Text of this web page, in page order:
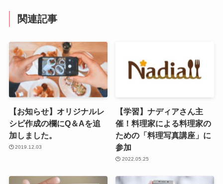
関連記事
【お知らせ】オリジナルレ
シピ作成の欄にQ＆Aを追
加しました。
2019.12.03
【学習】ナディアさん主
催！料理家による料理家の
ための「料理写真講座」に
参加
2022.05.25